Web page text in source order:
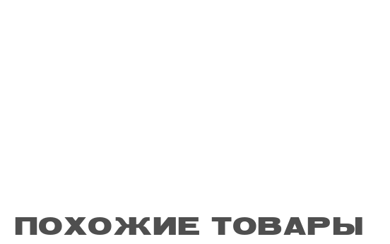
ПОХОЖИЕ ТОВАРЫ